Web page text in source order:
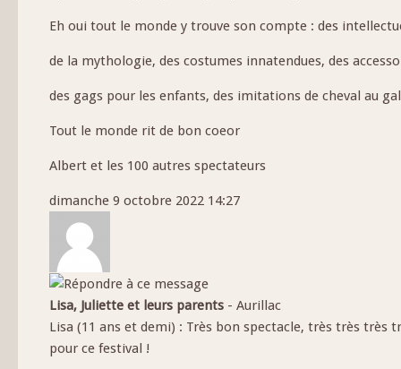
Eh oui tout le monde y trouve son compte : des
de la mythologie, des costumes innatendues, des
des gags pour les enfants, des imitations de cheval au
Tout le monde rit de bon coeor
Albert et les 100 autres spectateurs
dimanche 9 octobre 2022 14:27
Lisa, Juliette et leurs parents - Aurillac
Lisa (11 ans et demi) : Très bon spectacle, très très
pour ce festival !